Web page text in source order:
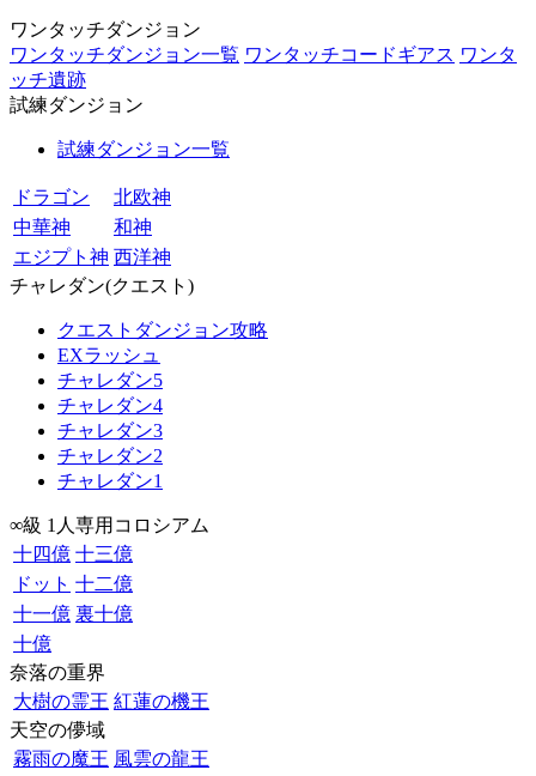
ワンタッチダンジョン
ワンタッチダンジョン一覧 ワンタッチコードギアス ワンタ
ッチ遺跡
試練ダンジョン
試練ダンジョン一覧
ドラゴン
北欧神
中華神
和神
エジプト神 西洋神
チャレダン(クエスト)
クエストダンジョン攻略
EXラッシュ
チャレダン5
チャレダン4
チャレダン3
チャレダン2
チャレダン1
∞級 1人専用コロシアム
十四億 十三億
ドット 十二億
十一億 裏十億
十億
奈落の重界
大樹の霊王 紅蓮の機王
天空の儚域
霧雨の魔王 風雲の龍王